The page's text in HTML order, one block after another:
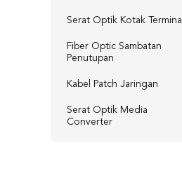
Serat Optik Kotak Terminal
Fiber Optic Sambatan
Penutupan
Kabel Patch Jaringan
Serat Optik Media
Converter